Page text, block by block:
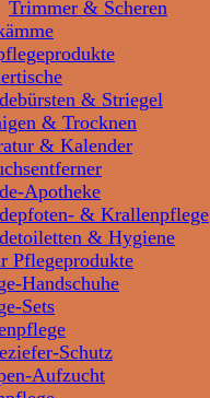
Trimmer & Scheren
& Striegel
& Trocknen
& Kalender
Apotheke
& Krallenpflege
& Hygiene
Pflegeprodukte
Handschuhe
Sets
Schutz
Aufzucht